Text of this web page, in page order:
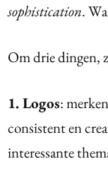
sophistication.
Om drie dingen,
1. Logos:
consistent en
interessante